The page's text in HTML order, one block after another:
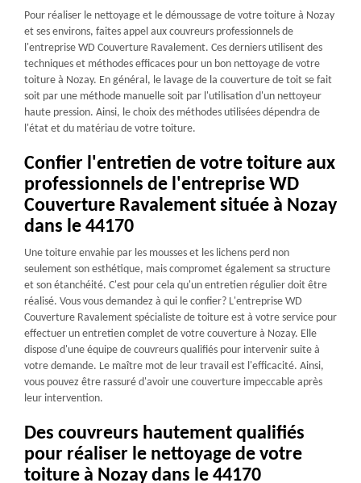
Pour réaliser le nettoyage et le démoussage de votre toiture à Nozay
et ses environs, faites appel aux couvreurs professionnels de
l'entreprise WD Couverture Ravalement. Ces derniers utilisent des
techniques et méthodes efficaces pour un bon nettoyage de votre
toiture à Nozay. En général, le lavage de la couverture de toit se fait
soit par une méthode manuelle soit par l'utilisation d'un nettoyeur
haute pression. Ainsi, le choix des méthodes utilisées dépendra de
l'état et du matériau de votre toiture.
Confier l'entretien de votre toiture aux
professionnels de l'entreprise WD
Couverture Ravalement située à Nozay
dans le 44170
Une toiture envahie par les mousses et les lichens perd non
seulement son esthétique, mais compromet également sa structure
et son étanchéité. C'est pour cela qu'un entretien régulier doit être
réalisé. Vous vous demandez à qui le confier? L'entreprise WD
Couverture Ravalement spécialiste de toiture est à votre service pour
effectuer un entretien complet de votre couverture à Nozay. Elle
dispose d'une équipe de couvreurs qualifiés pour intervenir suite à
votre demande. Le maître mot de leur travail est l'efficacité. Ainsi,
vous pouvez être rassuré d'avoir une couverture impeccable après
leur intervention.
Des couvreurs hautement qualifiés
pour réaliser le nettoyage de votre
toiture à Nozay dans le 44170